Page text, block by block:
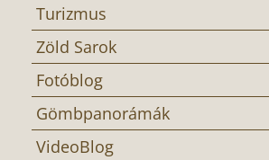
Turizmus
Zöld Sarok
Fotóblog
Gömbpanorámák
VideoBlog